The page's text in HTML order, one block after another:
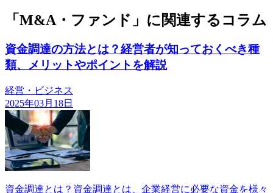
「M&A・ファンド」に関連するコラム
資金調達の方法とは？経営者が知っておくべき種
類、メリットやポイントを解説
経営・ビジネス
2025年03月18日
資金調達とは？資金調達とは、企業経営に必要な資金を様々